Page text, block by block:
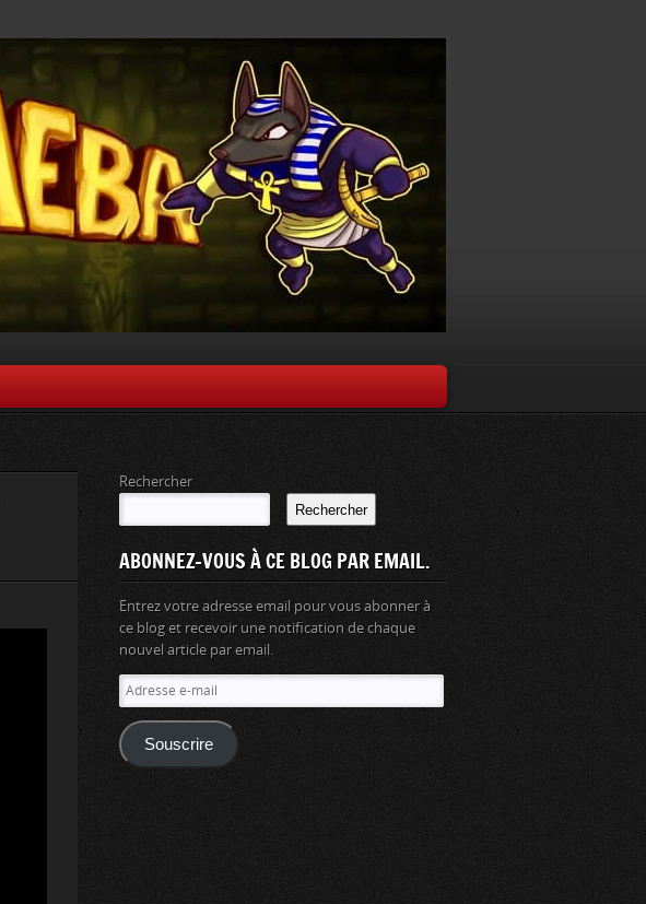
Rechercher
Rechercher
ABONNEZ-VOUS À CE BLOG PAR EMAIL.
Entrez votre adresse email pour vous abonner à
ce blog et recevoir une notification de chaque
nouvel article par email.
Adresse
e-
mail
Souscrire